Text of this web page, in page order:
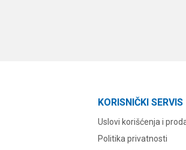
KORISNIČKI SERVIS
Uslovi korišćenja i
Politika privatnosti